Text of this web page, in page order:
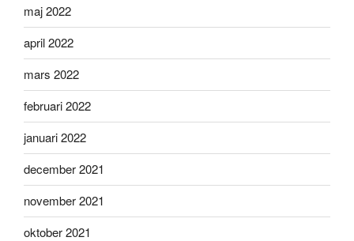
maj 2022
april 2022
mars 2022
februari 2022
januari 2022
december 2021
november 2021
oktober 2021